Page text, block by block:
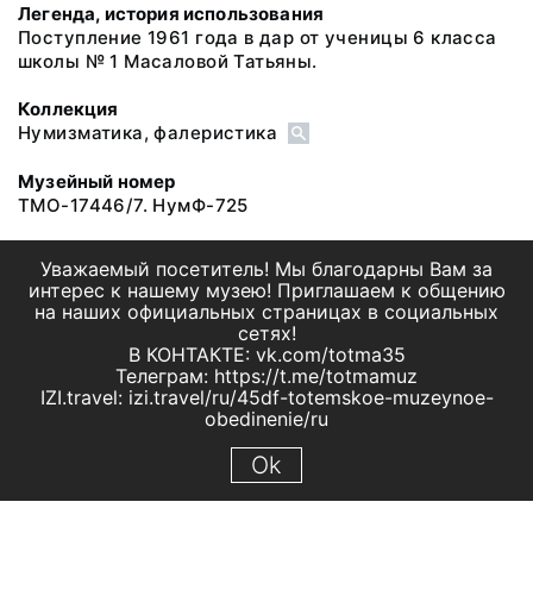
Легенда, история использования
Поступление 1961 года в дар от ученицы 6 класса
школы № 1 Масаловой Татьяны.
Коллекция
Нумизматика, фалеристика
Музейный номер
ТМО-17446/7. НумФ-725
Уважаемый посетитель! Мы благодарны Вам за
интерес к нашему музею! Приглашаем к общению
на наших официальных страницах в социальных
сетях!
В КОНТАКТЕ: vk.com/totma35
Телеграм: https://t.me/totmamuz
IZI.travel: izi.travel/ru/45df-totemskoe-muzeynoe-
obedinenie/ru
Ok